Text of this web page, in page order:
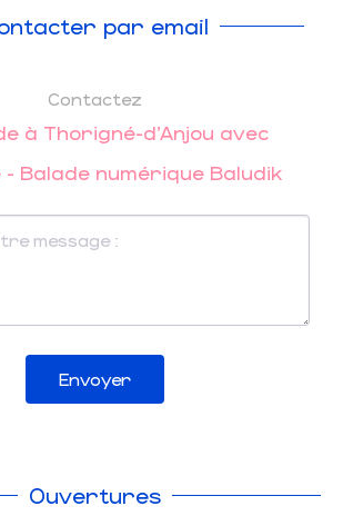
par email
Contactez
à Thorigné-d'Anjou avec
Balade numérique Baludik
Envoyer
Ouvertures